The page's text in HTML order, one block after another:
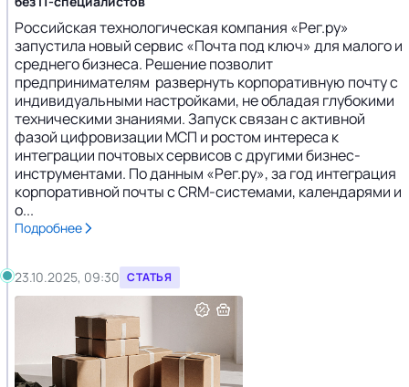
Российская технологическая компания «Рег.ру»
запустила новый сервис «Почта под ключ» для малого и
среднего бизнеса. Решение позволит
предпринимателям развернуть корпоративную почту с
индивидуальными настройками, не обладая глубокими
техническими знаниями. Запуск связан с активной
фазой цифровизации МСП и ростом интереса к
интеграции почтовых сервисов с другими бизнес-
инструментами. По данным «Рег.ру», за год интеграция
корпоративной почты с CRM-системами, календарями и
о...
Подробнее
23.10.2025, 09:30 СТАТЬЯ